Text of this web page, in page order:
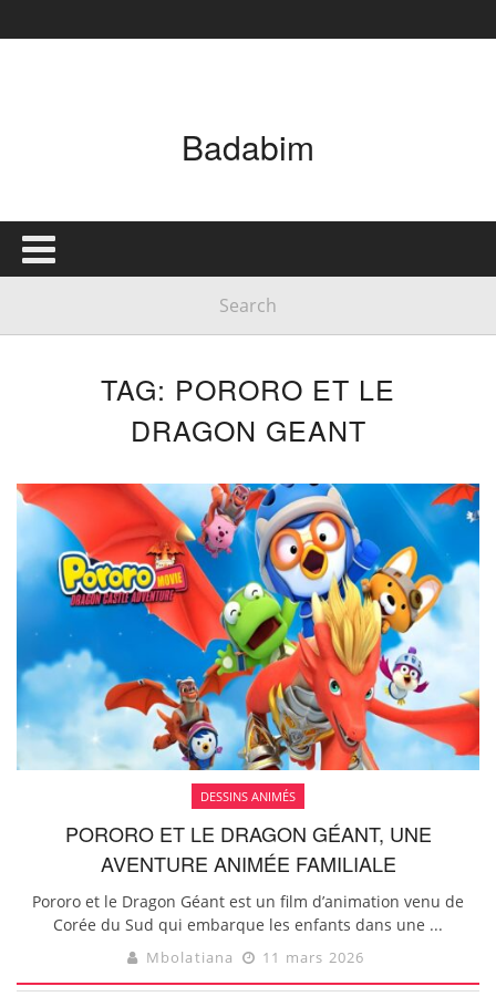
Badabim
TAG: PORORO ET LE
DRAGON GEANT
DESSINS ANIMÉS
PORORO ET LE DRAGON GÉANT, UNE
AVENTURE ANIMÉE FAMILIALE
Pororo et le Dragon Géant est un film d’animation venu de
Corée du Sud qui embarque les enfants dans une ...
Mbolatiana 11 mars 2026